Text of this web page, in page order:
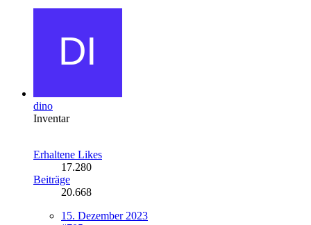
dino
Inventar
Erhaltene Likes
17.280
Beiträge
20.668
15. Dezember 2023